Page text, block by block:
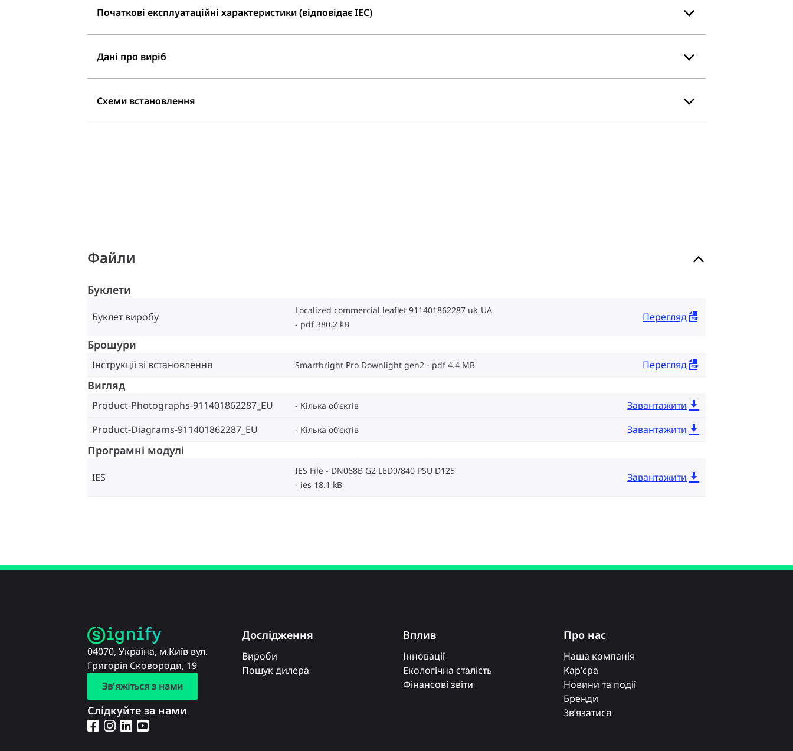
Початкові експлуатаційні характеристики (відповідає IEC)
Дані про виріб
Схеми встановлення
Файли
Буклети
Буклет виробу
Localized commercial leaflet 911401862287 uk_UA
pdf 380.2 kB
Перегляд
Брошури
Інструкції зі встановлення Smartbright Pro Downlight gen2 pdf 4.4 MB Перегляд
Вигляд
Product-Photographs-911401862287_EU Кілька об‘єктів
Завантажити
Product-Diagrams-911401862287_EU
Кілька об‘єктів Завантажити
Програмні модулі
IES
IES File - DN068B G2 LED9/840 PSU D125
ies 18.1 kB
Завантажити
04070, Україна, м.Київ вул.
Григорія Сковороди, 19
Зв'яжіться з нами
Слідкуйте за нами
Дослідження
Вироби
Пошук дилера
Вплив
Інновації
Екологічна сталість
Фінансові звіти
Про нас
Наша компанія
Кар’єра
Новини та події
Бренди
Зв’язатися